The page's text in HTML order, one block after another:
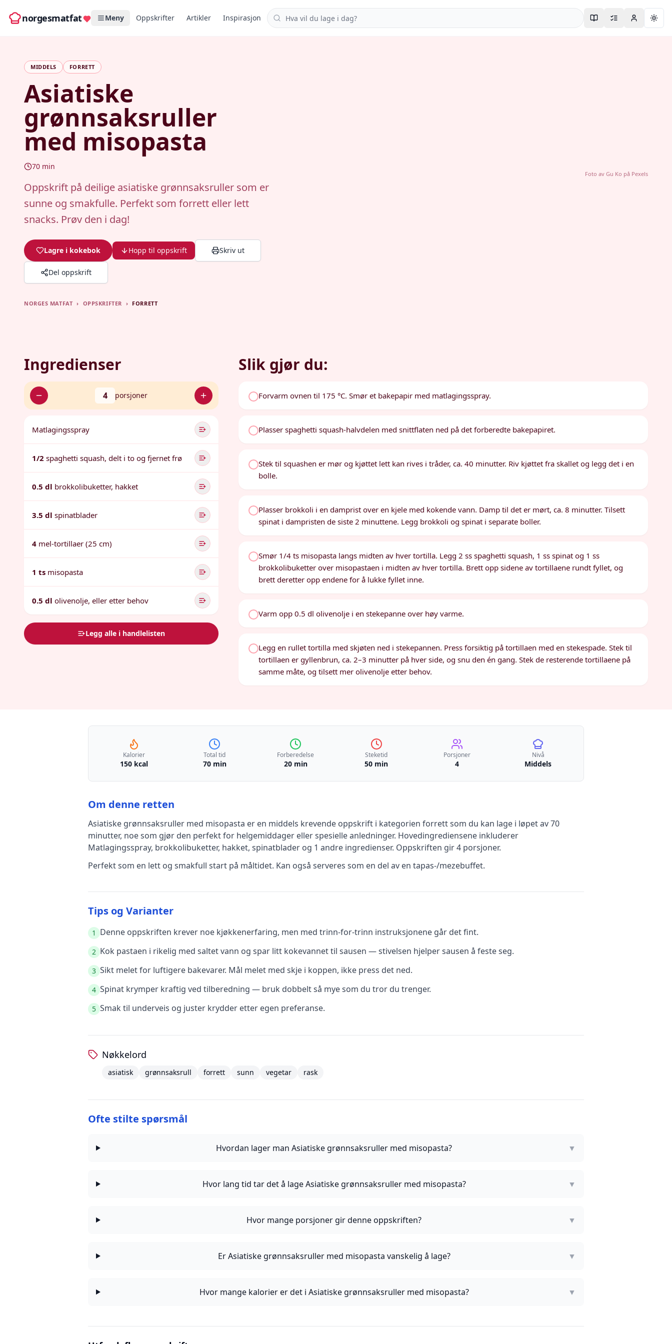
norgesmatfat Meny Oppskrifter Artikler Inspirasjon Søk i oppskrifter
MIDDELS FORRETT
Asiatiske
grønnsaksruller
med misopasta
70 min
Oppskrift på deilige asiatiske grønnsaksruller som er
sunne og smakfulle. Perfekt som forrett eller lett
snacks. Prøv den i dag!
Lagre i kokebok Hopp til oppskrift Skriv ut
Del oppskrift
Foto av Gu Ko på Pexels
NORGES MATFAT › OPPSKRIFTER › FORRETT
Ingredienser
4 porsjoner
Matlagingsspray
1/2 spaghetti squash, delt i to og fjernet frø
0.5 dl brokkolibuketter, hakket
3.5 dl spinatblader
4 mel-tortillaer (25 cm)
1 ts misopasta
0.5 dl olivenolje, eller etter behov
Legg alle i handlelisten
Slik gjør du:
Forvarm ovnen til 175 °C. Smør et bakepapir med matlagingsspray.
Plasser spaghetti squash-halvdelen med snittflaten ned på det forberedte bakepapiret.
Stek til squashen er mør og kjøttet lett kan rives i tråder, ca. 40 minutter. Riv kjøttet fra skallet og legg det i en
bolle.
Plasser brokkoli i en damprist over en kjele med kokende vann. Damp til det er mørt, ca. 8 minutter. Tilsett
spinat i dampristen de siste 2 minuttene. Legg brokkoli og spinat i separate boller.
Smør 1/4 ts misopasta langs midten av hver tortilla. Legg 2 ss spaghetti squash, 1 ss spinat og 1 ss
brokkolibuketter over misopastaen i midten av hver tortilla. Brett opp sidene av tortillaene rundt fyllet, og
brett deretter opp endene for å lukke fyllet inne.
Varm opp 0.5 dl olivenolje i en stekepanne over høy varme.
Legg en rullet tortilla med skjøten ned i stekepannen. Press forsiktig på tortillaen med en stekespade. Stek til
tortillaen er gyllenbrun, ca. 2–3 minutter på hver side, og snu den én gang. Stek de resterende tortillaene på
samme måte, og tilsett mer olivenolje etter behov.
Kalorier
150 kcal
Total tid
70 min
Forberedelse
20 min
Steketid
50 min
Porsjoner
4
Nivå
Middels
Om denne retten
Asiatiske grønnsaksruller med misopasta er en middels krevende oppskrift i kategorien forrettsom du kan lage i løpet av 70
minutter, noe som gjør den perfekt for helgemiddager eller spesielle anledninger. Hovedingrediensene inkluderer
Matlagingsspray, brokkolibuketter, hakket, spinatblader og 1 andre ingredienser. Oppskriften gir4 porsjoner.
Perfekt som en lett og smakfull start på måltidet. Kan også serveres som en del av en tapas-/mezebuffet.
Tips og Varianter
1 Denne oppskriften krever noe kjøkkenerfaring, men med trinn-for-trinn instruksjonene går det fint.
2 Kok pastaen i rikelig med saltet vann og spar litt kokevannet til sausen — stivelsen hjelper sausen å feste seg.
3 Sikt melet for luftigere bakevarer. Mål melet med skje i koppen, ikke press det ned.
4 Spinat krymper kraftig ved tilberedning — bruk dobbelt så mye som du tror du trenger.
5 Smak til underveis og juster krydder etter egen preferanse.
Nøkkelord
asiatisk grønnsaksrull forrett sunn vegetar rask
Ofte stilte spørsmål
Hvordan lager man Asiatiske grønnsaksruller med misopasta? ▼
Hvor lang tid tar det å lage Asiatiske grønnsaksruller med misopasta? ▼
Hvor mange porsjoner gir denne oppskriften? ▼
Er Asiatiske grønnsaksruller med misopasta vanskelig å lage? ▼
Hvor mange kalorier er det i Asiatiske grønnsaksruller med misopasta? ▼